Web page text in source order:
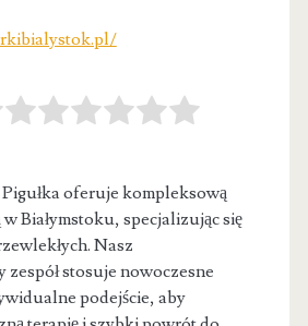
oferuje kompleksową
Białymstoku, specjalizując się
Nasz
stosuje nowoczesne
podejście, aby